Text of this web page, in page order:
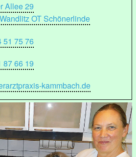
Allee 29
OT Schönerlinde
51 75 76
87 66 19
kammbach.de